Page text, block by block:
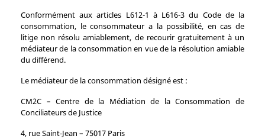
Conformément aux articles L612-1 à L616-3 du Code de la
consommation, le consommateur a la possibilité, en cas de
litige non résolu amiablement, de recourir gratuitement à un
médiateur de la consommation en vue de la résolution amiable
du différend.
Le médiateur de la consommation désigné est :
CM2C – Centre de la Médiation de la Consommation de
Conciliateurs de Justice
4, rue Saint‑Jean – 75017 Paris